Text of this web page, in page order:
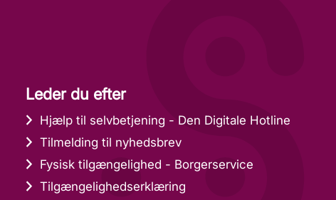
Leder du efter
Hjælp til selvbetjening - Den Digitale Hotline
Tilmelding til nyhedsbrev
Fysisk tilgængelighed - Borgerservice
Tilgængelighedserklæring